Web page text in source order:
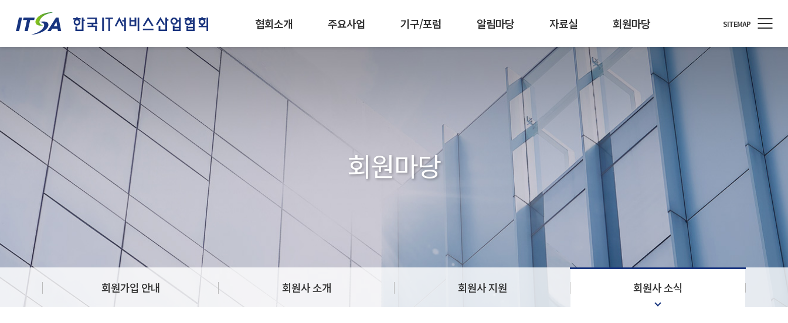
협회소개
인사말 설립목적/연혁
주요사업
IT서비스산업 경쟁력 강화 공동구매
기구/포럼
IT서비스 정책기획협의회 한국소프트웨어측정원 개인정보 기술포럼
알림마당
ICT소식 뉴스레터
자료실
발간자료/행사자료 통계/정책
회원마당
회원사 소개 회원사 지원 회원사 소식
SITEMAP
회원마당
회원가입 안내 회원사 소개 회원사 지원 회원사 소식